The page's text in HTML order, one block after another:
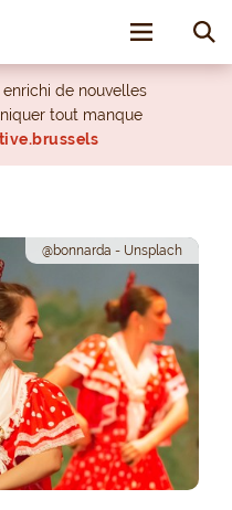
Toggle
de nouvelles
tout manque
@bonnarda - Unsplach